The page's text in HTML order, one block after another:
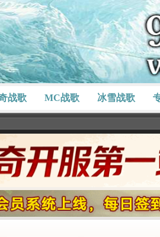
战歌 MC战歌 冰雪战歌